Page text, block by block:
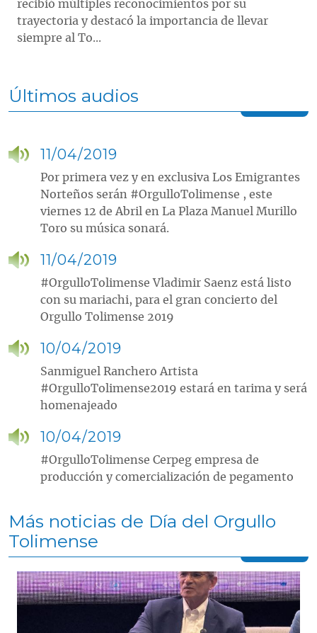
recibió múltiples reconocimientos por su
trayectoria y destacó la importancia de llevar
siempre al To...
Últimos audios
11/04/2019
Por primera vez y en exclusiva Los Emigrantes
Norteños serán #OrgulloTolimense , este
viernes 12 de Abril en La Plaza Manuel Murillo
Toro su música sonará.
11/04/2019
#OrgulloTolimense Vladimir Saenz está listo
con su mariachi, para el gran concierto del
Orgullo Tolimense 2019
10/04/2019
Sanmiguel Ranchero Artista
#OrgulloTolimense2019 estará en tarima y será
homenajeado
10/04/2019
#OrgulloTolimense Cerpeg empresa de
producción y comercialización de pegamento
Más noticias de Día del Orgullo
Tolimense
Contenido multimedia principal